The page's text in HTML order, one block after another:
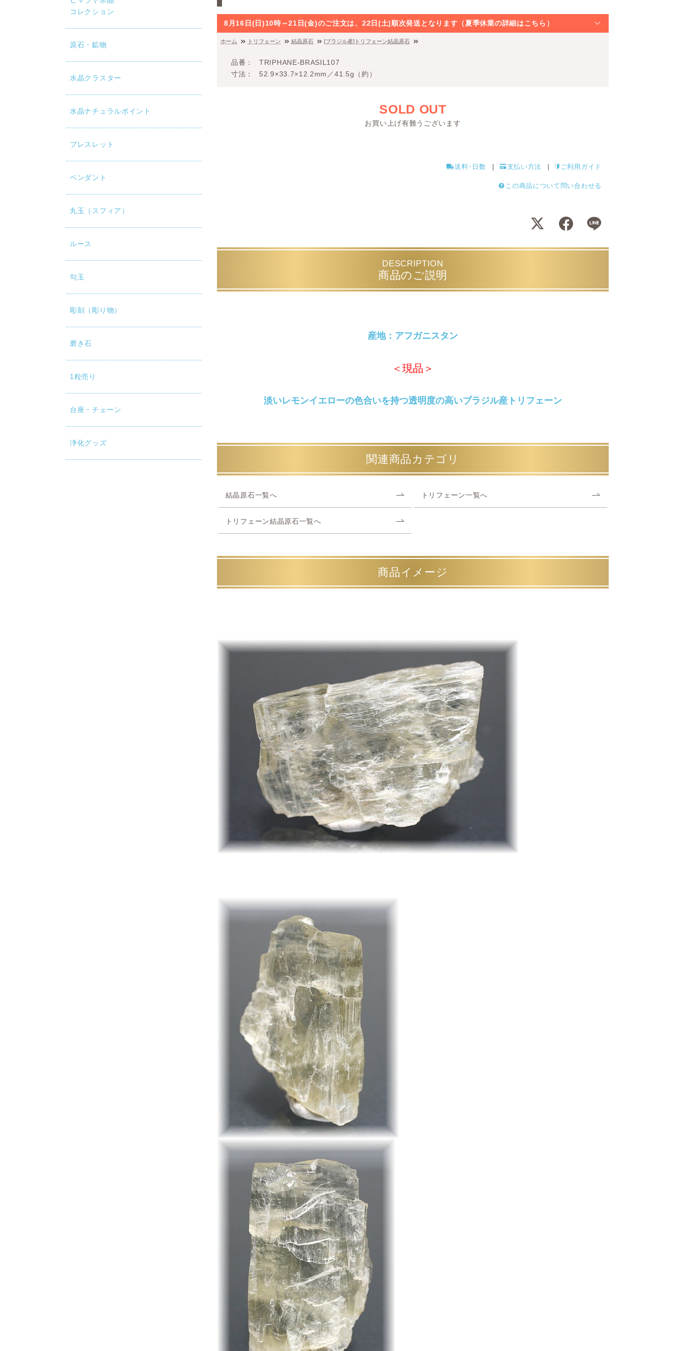
コレクション
原石・鉱物
水晶クラスター
水晶ナチュラルポイント
ブレスレット
ペンダント
丸玉（スフィア）
ルース
勾玉
彫刻（彫り物）
磨き石
1粒売り
台座・チェーン
浄化グッズ
8月16日(日)10時～21日(金)のご注文は、22日(土)順次発送となります（夏季休業の詳細はこちら）
ホーム トリフェーン 結晶原石 [ブラジル産]トリフェーン結晶原石
品番
TRIPHANE-BRASIL107
寸法
52.9×33.7×12.2mm／41.5g（約）
SOLD OUT
お買い上げ有難うございます
送料･日数 支払い方法 ご利用ガイド
この商品について問い合わせる
DESCRIPTION
商品のご説明
産地：アフガニスタン
＜現品＞
淡いレモンイエローの色合いを持つ透明度の高いブラジル産トリフェーン
関連商品カテゴリ
結晶原石一覧へ トリフェーン一覧へ
トリフェーン結晶原石一覧へ
商品イメージ